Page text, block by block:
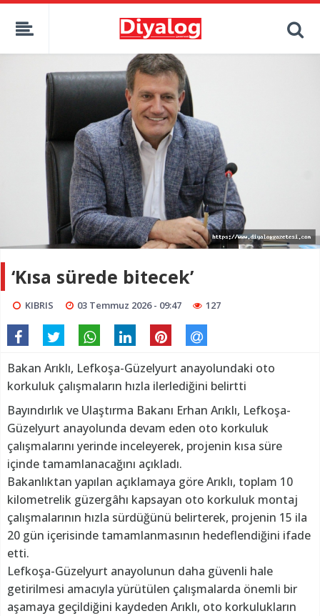
‘Kısa sürede bitecek’
KIBRIS 03 Temmuz 2026 - 09:47 127
Bakan Arıklı, Lefkoşa-Güzelyurt anayolundaki oto
korkuluk çalışmaların hızla ilerlediğini belirtti
Bayındırlık ve Ulaştırma Bakanı Erhan Arıklı, Lefkoşa-
Güzelyurt anayolunda devam eden oto korkuluk
çalışmalarını yerinde inceleyerek, projenin kısa süre
içinde tamamlanacağını açıkladı.
Bakanlıktan yapılan açıklamaya göre Arıklı, toplam 10
kilometrelik güzergâhı kapsayan oto korkuluk montaj
çalışmalarının hızla sürdüğünü belirterek, projenin 15 ila
20 gün içerisinde tamamlanmasının hedeflendiğini ifade
etti.
Lefkoşa-Güzelyurt anayolunun daha güvenli hale
getirilmesi amacıyla yürütülen çalışmalarda önemli bir
aşamaya geçildiğini kaydeden Arıklı, oto korkulukların